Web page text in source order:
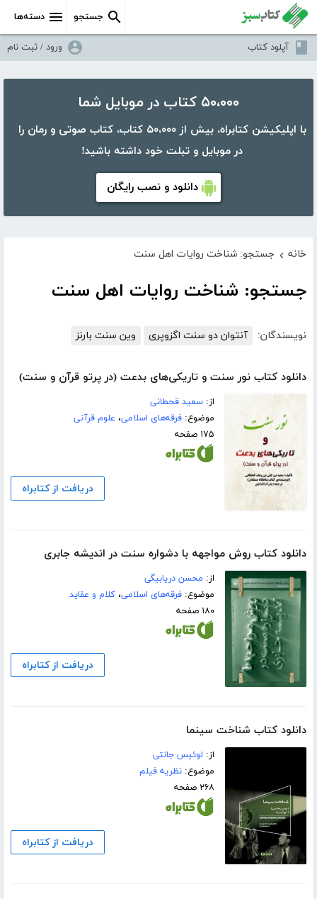
دسته‌ها جستجو
آپلود کتاب ورود / ثبت نام
۵۰،۰۰۰ کتاب در موبایل شما
با اپلیکیشن کتابراه، بیش از ۵۰،۰۰۰ کتاب، کتاب صوتی و رمان را
در موبایل و تبلت خود داشته باشید!
دانلود و نصب رایگان
خانه › جستجو: شناخت روایات اهل سنت
جستجو: شناخت روایات اهل سنت
نویسندگان: آنتوان دو سنت اگزوپری وین سنت بارنز
دانلود کتاب نور سنت و تاریکی‌های بدعت (در پرتو قرآن و سنت)
از:سعید قحطانی
موضوع:فرقه‌های اسلامی، علوم قرآنی
۱۷۵ صفحه
دریافت از کتابراه
دانلود کتاب روش مواجهه با دشواره سنت در اندیشه جابری
از: محسن دریابیگی
موضوع:فرقه‌های اسلامی،کلام و عقاید
۱۸۰ صفحه
دریافت از کتابراه
دانلود کتاب شناخت سینما
از: لوئیس جانتی
موضوع:نظریه فیلم
۲۶۸ صفحه
دریافت از کتابراه